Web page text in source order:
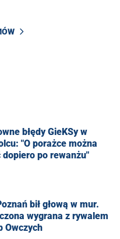
błędy GieKSy w
"O porażce można
dopiero po rewanżu"
bił głową w mur.
wygrana z rywalem
Owczych